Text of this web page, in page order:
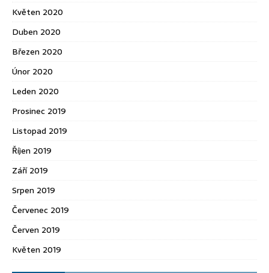
Květen 2020
Duben 2020
Březen 2020
Únor 2020
Leden 2020
Prosinec 2019
Listopad 2019
Říjen 2019
Září 2019
Srpen 2019
Červenec 2019
Červen 2019
Květen 2019